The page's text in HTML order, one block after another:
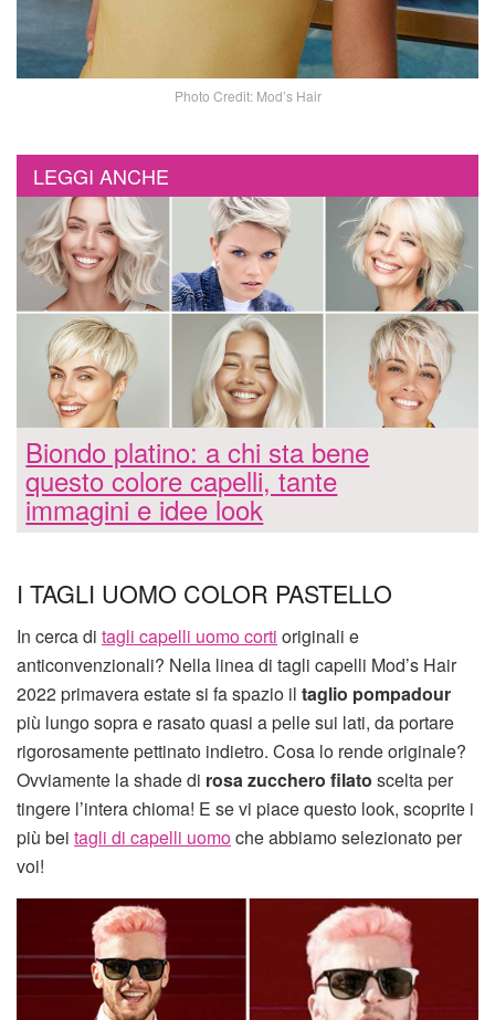
Photo Credit: Mod’s Hair
LEGGI ANCHE
Biondo platino: a chi sta bene
questo colore capelli, tante
immagini e idee look
I TAGLI UOMO COLOR PASTELLO
In cerca di tagli capelli uomo corti originali e
anticonvenzionali? Nella linea di tagli capelli Mod’s Hair
2022 primavera estate si fa spazio il taglio pompadour
più lungo sopra e rasato quasi a pelle sui lati, da portare
rigorosamente pettinato indietro. Cosa lo rende originale?
Ovviamente la shade di rosa zucchero filato scelta per
tingere l’intera chioma! E se vi piace questo look, scoprite i
più bei tagli di capelli uomoche abbiamo selezionato per
voi!